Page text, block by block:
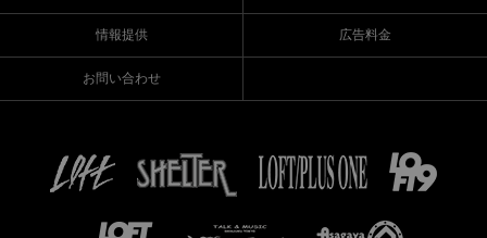
情報提供 広告料金
お問い合わせ